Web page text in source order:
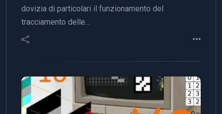
dovizia di particolari il funzionamento del
tracciamento delle…